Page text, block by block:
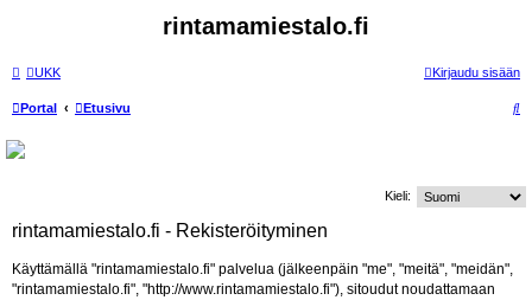
rintamamiestalo.fi
UKK Kirjaudu sisään
Portal Etusivu
E
i
Kieli:
rintamamiestalo.fi - Rekisteröityminen
Käyttämällä "rintamamiestalo.fi" palvelua (jälkeenpäin "me", "meitä", "meidän",
"rintamamiestalo.fi", "http://www.rintamamiestalo.fi"), sitoudut noudattamaan